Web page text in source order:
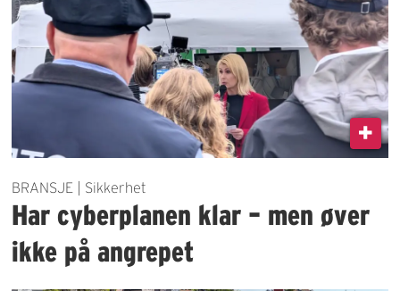
BRANSJE | Sikkerhet
Har cyberplanen klar – men øver
ikke på angrepet